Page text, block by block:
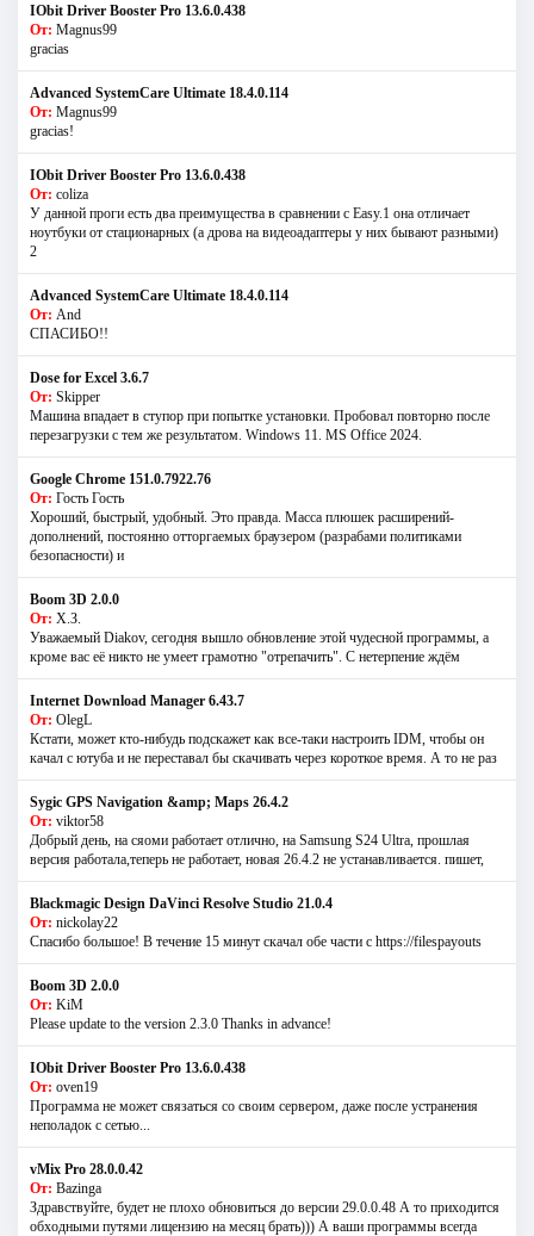
IObit Driver Booster Pro 13.6.0.438
От: Magnus99
gracias
Advanced SystemCare Ultimate 18.4.0.114
От: Magnus99
gracias!
IObit Driver Booster Pro 13.6.0.438
От: coliza
У данной проги есть два преимущества в сравнении с Easy.1 она отличает
ноутбуки от стационарных (а дрова на видеоадаптеры у них бывают разными)
2
Advanced SystemCare Ultimate 18.4.0.114
От: And
СПАСИБО!!
Dose for Excel 3.6.7
От: Skipper
Машина впадает в ступор при попытке установки. Пробовал повторно после
перезагрузки с тем же результатом. Windows 11. MS Offiсe 2024.
Google Chrome 151.0.7922.76
От: Гость Гость
Хороший, быстрый, удобный. Это правда. Масса плюшек расширений-
дополнений, постоянно отторгаемых браузером (разрабами политиками
безопасности) и
Boom 3D 2.0.0
От: Х.З.
Уважаемый Diakov, сегодня вышло обновление этой чудесной программы, а
кроме вас её никто не умеет грамотно "отрепачить". С нетерпение ждём
Internet Download Manager 6.43.7
От: OlegL
Кстати, может кто-нибудь подскажет как все-таки настроить IDM, чтобы он
качал с ютуба и не переставал бы скачивать через короткое время. А то не раз
Sygic GPS Navigation &amp; Maps 26.4.2
От: viktor58
Добрый день, на сяоми работает отлично, на Samsung S24 Ultra, прошлая
версия работала,теперь не работает, новая 26.4.2 не устанавливается. пишет,
Blackmagic Design DaVinci Resolve Studio 21.0.4
От: nickolay22
Спасибо большое! В течение 15 минут скачал обе части с https://filespayouts
Boom 3D 2.0.0
От: KiM
Please update to the version 2.3.0 Thanks in advance!
IObit Driver Booster Pro 13.6.0.438
От: oven19
Программа не может связаться со своим сервером, даже после устранения
неполадок с сетью...
vMix Pro 28.0.0.42
От: Bazinga
Здравствуйте, будет не плохо обновиться до версии 29.0.0.48 А то приходится
обходными путями лицензию на месяц брать))) А ваши программы всегда